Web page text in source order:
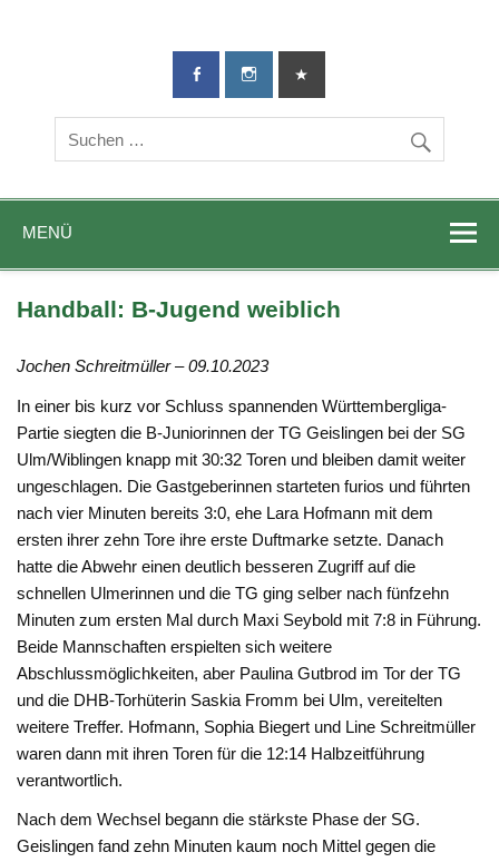
TG-Geislingen
DIE Sportadresse in Geislingen!
MENÜ
Handball: B-Jugend weiblich
Jochen Schreitmüller – 09.10.2023
In einer bis kurz vor Schluss spannenden Württembergliga-
Partie siegten die B-Juniorinnen der TG Geislingen bei der SG
Ulm/Wiblingen knapp mit 30:32 Toren und bleiben damit weiter
ungeschlagen. Die Gastgeberinnen starteten furios und führten
nach vier Minuten bereits 3:0, ehe Lara Hofmann mit dem
ersten ihrer zehn Tore ihre erste Duftmarke setzte. Danach
hatte die Abwehr einen deutlich besseren Zugriff auf die
schnellen Ulmerinnen und die TG ging selber nach fünfzehn
Minuten zum ersten Mal durch Maxi Seybold mit 7:8 in Führung.
Beide Mannschaften erspielten sich weitere
Abschlussmöglichkeiten, aber Paulina Gutbrod im Tor der TG
und die DHB-Torhüterin Saskia Fromm bei Ulm, vereitelten
weitere Treffer. Hofmann, Sophia Biegert und Line Schreitmüller
waren dann mit ihren Toren für die 12:14 Halbzeitführung
verantwortlich.
Nach dem Wechsel begann die stärkste Phase der SG.
Geislingen fand zehn Minuten kaum noch Mittel gegen die